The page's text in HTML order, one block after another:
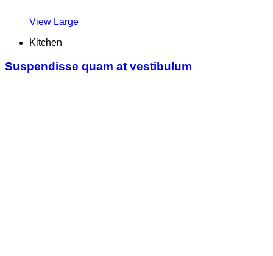
View Large
Kitchen
Suspendisse quam at vestibulum